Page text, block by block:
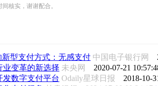
核实，谢谢配合。
型支付方式：无感支付 中国电子银行网
业变革的新选择 未央网 2020-07-21
发数字支付平台 Odaily星球日报 2018-10-